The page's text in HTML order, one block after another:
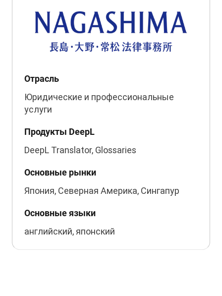
Отрасль
Юридические и профессиональные
услуги
Продукты DeepL
DeepL Translator, Glossaries
Основные рынки
Япония, Северная Америка, Сингапур
Основные языки
английский, японский